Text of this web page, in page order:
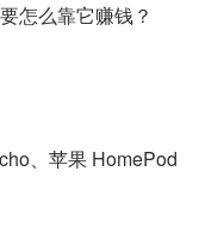
怎么靠它赚钱？
、苹果 HomePod